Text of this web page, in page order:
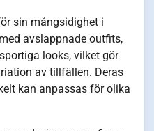
sin mångsidighet i
avslappnade outfits,
looks, vilket gör
av tillfällen. Deras
kan anpassas för olika